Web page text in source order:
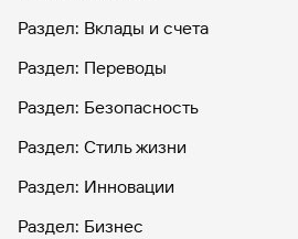
Раздел: Вклады и счета
Раздел: Переводы
Раздел: Безопасность
Раздел: Стиль жизни
Раздел: Инновации
Раздел: Бизнес